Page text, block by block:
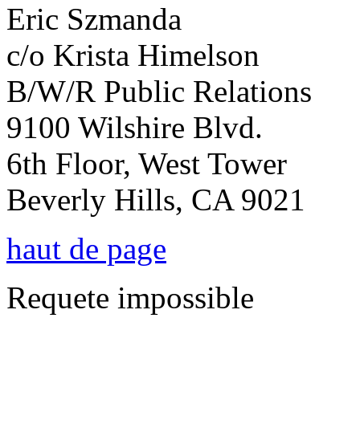
Eric Szmanda
c/o Krista Himelson
B/W/R Public Relations
9100 Wilshire Blvd.
6th Floor, West Tower
Beverly Hills, CA 9021
haut de page
Requete impossible